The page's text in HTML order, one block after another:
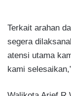
Terkait arahan
segera
atensi utama
kami